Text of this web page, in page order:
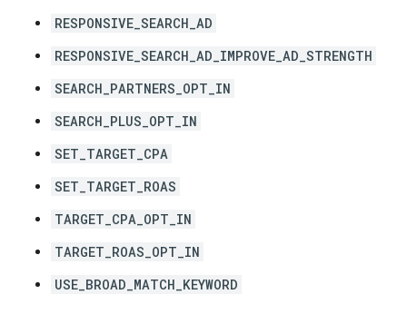
RESPONSIVE_SEARCH_AD
RESPONSIVE_SEARCH_AD_IMPROVE_AD_STRENGTH
SEARCH_PARTNERS_OPT_IN
SEARCH_PLUS_OPT_IN
SET_TARGET_CPA
SET_TARGET_ROAS
TARGET_CPA_OPT_IN
TARGET_ROAS_OPT_IN
USE_BROAD_MATCH_KEYWORD